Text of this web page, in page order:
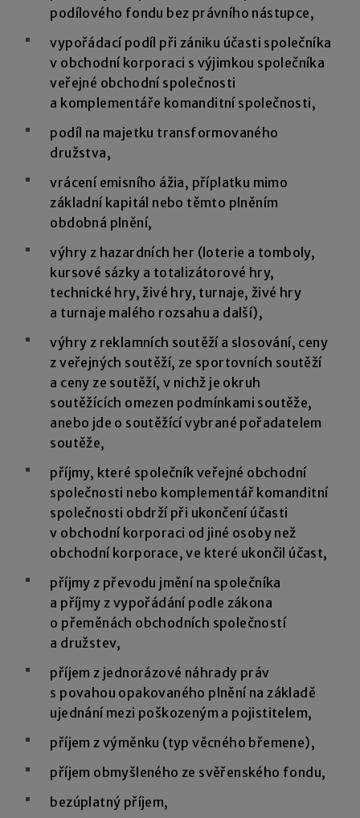
podílového fondu bez právního nástupce,
vypořádací podíl při zániku účasti společníka
v obchodní korporaci s výjimkou společníka
veřejné obchodní společnosti
a komplementáře komanditní společnosti,
podíl na majetku transformovaného
družstva,
vrácení emisního ážia, příplatku mimo
základní kapitál nebo těmto plněním
obdobná plnění,
výhry z hazardních her (loterie a tomboly,
kursové sázky a totalizátorové hry,
technické hry, živé hry, turnaje, živé hry
a turnaje malého rozsahu a další),
výhry z reklamních soutěží a slosování, ceny
z veřejných soutěží, ze sportovních soutěží
a ceny ze soutěží, v nichž je okruh
soutěžících omezen podmínkami soutěže,
anebo jde o soutěžící vybrané pořadatelem
soutěže,
příjmy, které společník veřejné obchodní
společnosti nebo komplementář komanditní
společnosti obdrží při ukončení účasti
v obchodní korporaci od jiné osoby než
obchodní korporace, ve které ukončil účast,
příjmy z převodu jmění na společníka
a příjmy z vypořádání podle zákona
o přeměnách obchodních společností
a družstev,
příjem z jednorázové náhrady práv
s povahou opakovaného plnění na základě
ujednání mezi poškozeným a pojistitelem,
příjem z výměnku (typ věcného břemene),
příjem obmyšleného ze svěřenského fondu,
bezúplatný příjem,